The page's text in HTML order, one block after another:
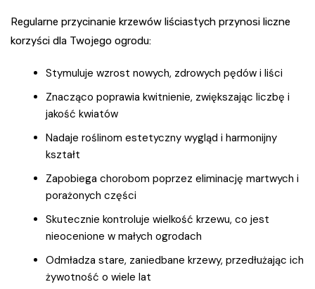
Regularne przycinanie krzewów liściastych przynosi liczne
korzyści dla Twojego ogrodu:
Stymuluje wzrost nowych, zdrowych pędów i liści
Znacząco poprawia kwitnienie, zwiększając liczbę i
jakość kwiatów
Nadaje roślinom estetyczny wygląd i harmonijny
kształt
Zapobiega chorobom poprzez eliminację martwych i
porażonych części
Skutecznie kontroluje wielkość krzewu, co jest
nieocenione w małych ogrodach
Odmładza stare, zaniedbane krzewy, przedłużając ich
żywotność o wiele lat